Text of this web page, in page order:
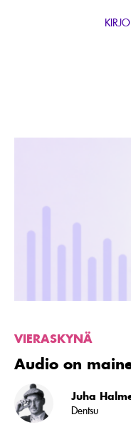
Lue
parempi
VIERASKYNÄ
Audio on
Juha
Dentsu